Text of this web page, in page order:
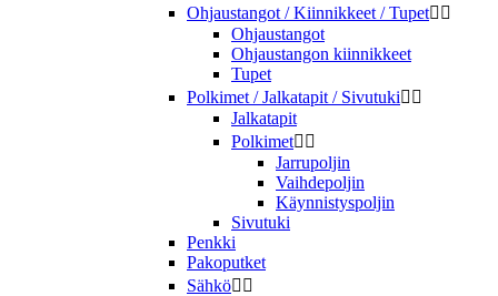
Ohjaustangot / Kiinnikkeet / Tupet 
Ohjaustangot
Ohjaustangon kiinnikkeet
Tupet
Polkimet / Jalkatapit / Sivutuki 
Jalkatapit
Polkimet 
Jarrupoljin
Vaihdepoljin
Käynnistyspoljin
Sivutuki
Penkki
Pakoputket
Sähkö 